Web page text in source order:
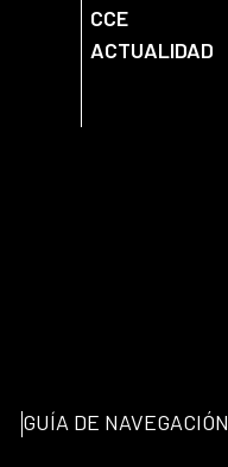
CCE
ACTUALIDAD
GUÍA DE NAVEGACIÓN